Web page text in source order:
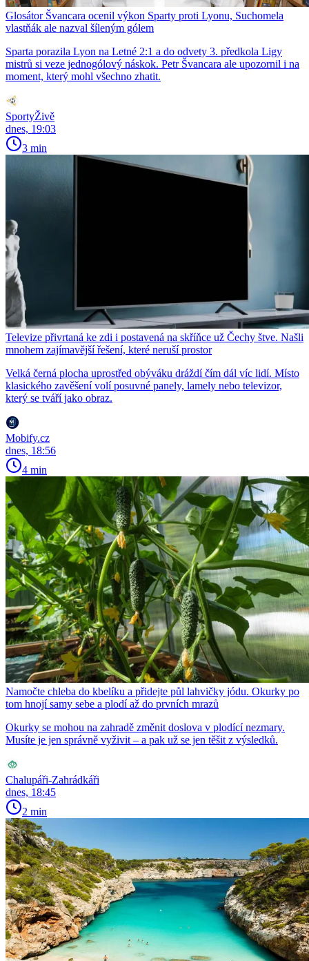
Glosátor Švancara ocenil výkon Sparty proti Lyonu, Suchomela
vlastňák ale nazval šíleným gólem
Sparta porazila Lyon na Letné 2:1 a do odvety 3. předkola Ligy
mistrů si veze jednogólový náskok. Petr Švancara ale upozornil i na
moment, který mohl všechno zhatit.
SportyŽivě
dnes, 19:03
3 min
Televize přivrtaná ke zdi i postavená na skříňce už Čechy štve. Našli
mnohem zajímavější řešení, které neruší prostor
Velká černá plocha uprostřed obýváku dráždí čím dál víc lidí. Místo
klasického zavěšení volí posuvné panely, lamely nebo televizor,
který se tváří jako obraz.
Mobify.cz
dnes, 18:56
4 min
Namočte chleba do kbelíku a přidejte půl lahvičky jódu. Okurky po
tom hnojí samy sebe a plodí až do prvních mrazů
Okurky se mohou na zahradě změnit doslova v plodící nezmary.
Musíte je jen správně vyživit – a pak už se jen těšit z výsledků.
Chalupáři-Zahrádkáři
dnes, 18:45
2 min